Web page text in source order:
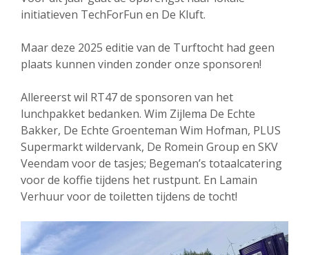
initiatieven TechForFun en De Kluft.
Maar deze 2025 editie van de Turftocht had geen
plaats kunnen vinden zonder onze sponsoren!
Allereerst wil RT47 de sponsoren van het
lunchpakket bedanken. Wim Zijlema De Echte
Bakker, De Echte Groenteman Wim Hofman, PLUS
Supermarkt wildervank, De Romein Group en SKV
Veendam voor de tasjes; Begeman’s totaalcatering
voor de koffie tijdens het rustpunt. En Lamain
Verhuur voor de toiletten tijdens de tocht!